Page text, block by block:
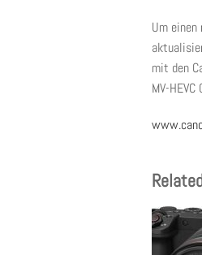
Um
mit den
MV-